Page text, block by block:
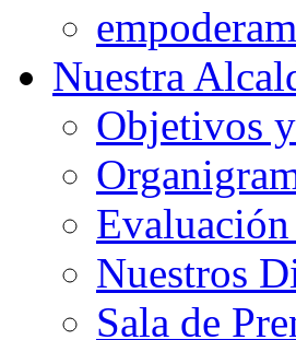
Nuestra
Objetivos
Nuestros
Sala de